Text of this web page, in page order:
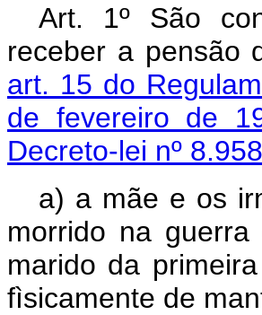
Art. 1º São
receber a pensão
art. 15 do
de fevereiro de
Decreto-lei nº
a) a mãe e os
morrido na
marido da
fìsicamente de